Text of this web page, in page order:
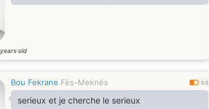
years old
Bou Fekrane Fès-Meknès 0.5
serieux et je cherche le serieux